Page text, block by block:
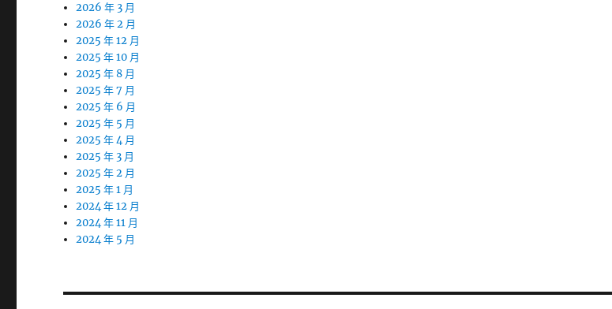
2026 年 3 月
2026 年 2 月
2025 年 12 月
2025 年 10 月
2025 年 8 月
2025 年 7 月
2025 年 6 月
2025 年 5 月
2025 年 4 月
2025 年 3 月
2025 年 2 月
2025 年 1 月
2024 年 12 月
2024 年 11 月
2024 年 5 月